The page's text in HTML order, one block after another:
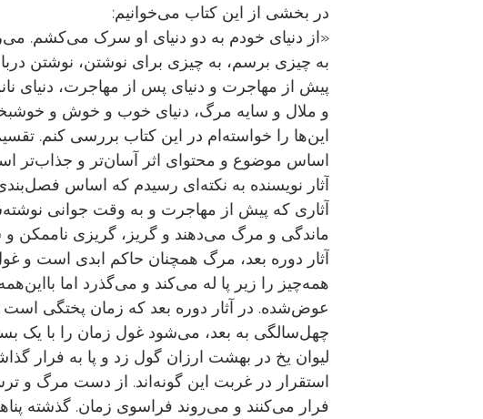
در بخشی از این کتاب می‌خوانیم:
«از دنیای خودم به دو دنیای او سرک می‌کشم.
به چیزی برسم، به چیزی برای نوشتن، نوشتن
پیش از مهاجرت و دنیای پس از مهاجرت، دنیای
و ملال و سایه مرگ، دنیای خوب و خوش و
این‌ها را خواسته‌ام در این کتاب بررسی کنم.
اساس موضوع و محتوای اثر آسان‌تر و جذاب‌تر
آثار نویسنده به نکته‌ای رسیدم که اساس
آثاری که پیش از مهاجرت و به وقت جوانی
ماندگی و مرگ می‌دهند و گریز، گریزی ناممکن
آثار دوره بعد، مرگ همچنان حاکم ابدی است و
همه‌چیز را زیر پا له می‌کند و می‌گذرد اما
عوض‌شده. در آثار دوره بعد که زمان پختگی
چهل‌سالگی به بعد، می‌شود غول زمان را با یک
لیوان یخ در بهشت ارزان گول زد و پا به فرار
استقرار در غربت این گونه‌اند. از دست مرگ و
فرار می‌کنند و می‌روند فراسوی زمان. گذشته